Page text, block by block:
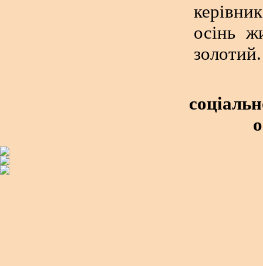
осінь
золотий.